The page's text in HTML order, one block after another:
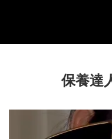
保養達